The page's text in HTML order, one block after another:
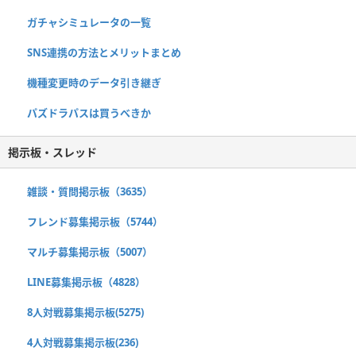
ガチャシミュレータの一覧
SNS連携の方法とメリットまとめ
機種変更時のデータ引き継ぎ
パズドラパスは買うべきか
掲示板・スレッド
雑談・質問掲示板（3635）
フレンド募集掲示板（5744）
マルチ募集掲示板（5007）
LINE募集掲示板（4828）
8人対戦募集掲示板(5275)
4人対戦募集掲示板(236)